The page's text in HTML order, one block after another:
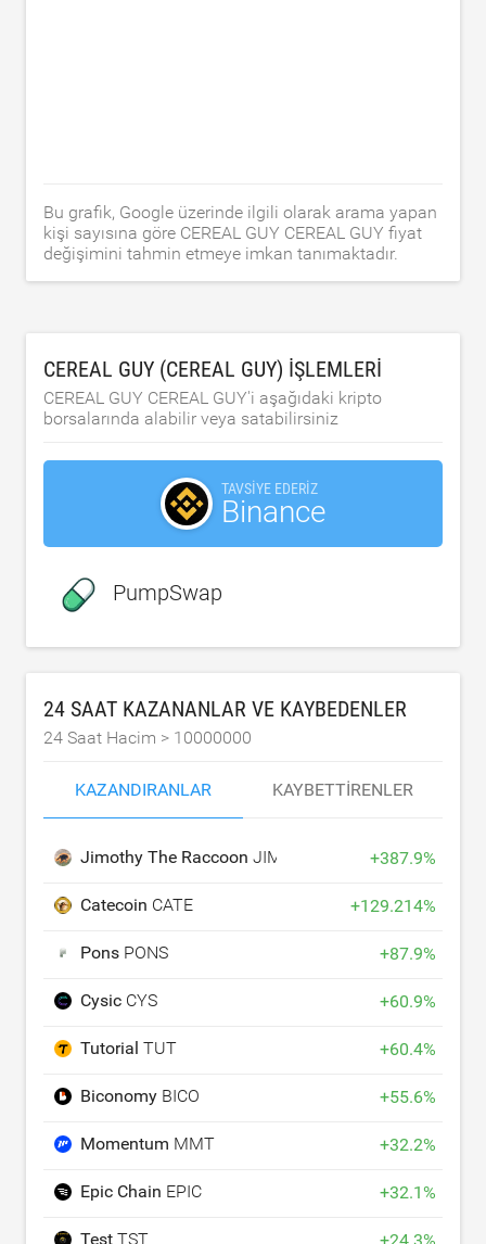
Bu grafik, Google üzerinde ilgili olarak arama yapan
kişi sayısına göre CEREAL GUY CEREAL GUY fiyat
değişimini tahmin etmeye imkan tanımaktadır.
CEREAL GUY (CEREAL GUY) IŞLEMLERI
CEREAL GUY CEREAL GUY'i aşağıdaki kripto
borsalarında alabilir veya satabilirsiniz
TAVSIYE EDERIZ
Binance
PumpSwap
24 SAAT KAZANANLAR VE KAYBEDENLER
24 Saat Hacim > 10000000
KAZANDIRANLAR KAYBETTIRENLER
Jimothy The Raccoon JIMOTHY +387.9%
Catecoin CATE +129.214%
Pons PONS +87.9%
Cysic CYS +60.9%
Tutorial TUT +60.4%
Biconomy BICO +55.6%
Momentum MMT +32.2%
Epic Chain EPIC +32.1%
Test TST